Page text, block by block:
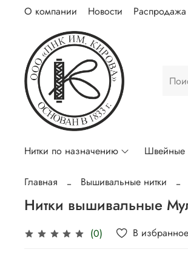
О компании Новости Распродажа
Нитки по назначению Швейные
Главная Вышивальные нитки
Нитки вышивальные
(0) В избранное